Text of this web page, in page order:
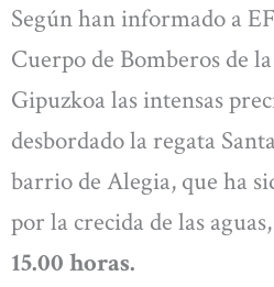
Según han informado a
Cuerpo de Bomberos de
Gipuzkoa las intensas
desbordado la regata
barrio de Alegia, que ha
por la crecida de las aguas,
15.00 horas.